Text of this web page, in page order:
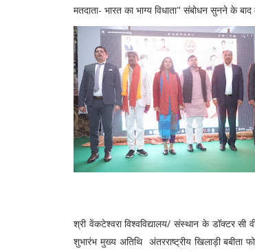
मतदाता- भारत का भाग्य विधाता" संबोधन सुनने के
श्री वेंकटेश्वरा विश्वविद्यालय/ संस्थान के डॉक्टर
शुभारंभ मुख्य अतिथि अंतरराष्ट्रीय खिलाड़ी बबीता